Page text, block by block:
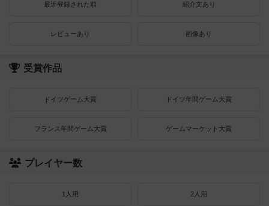
最近登録された順 紹介文あり
レビューあり 画像あり
受賞作品
ドイツゲーム大賞 ドイツ年間ゲーム大賞
フランス年間ゲーム大賞 ゲームマーケット大賞
プレイヤー数
1人用 2人用